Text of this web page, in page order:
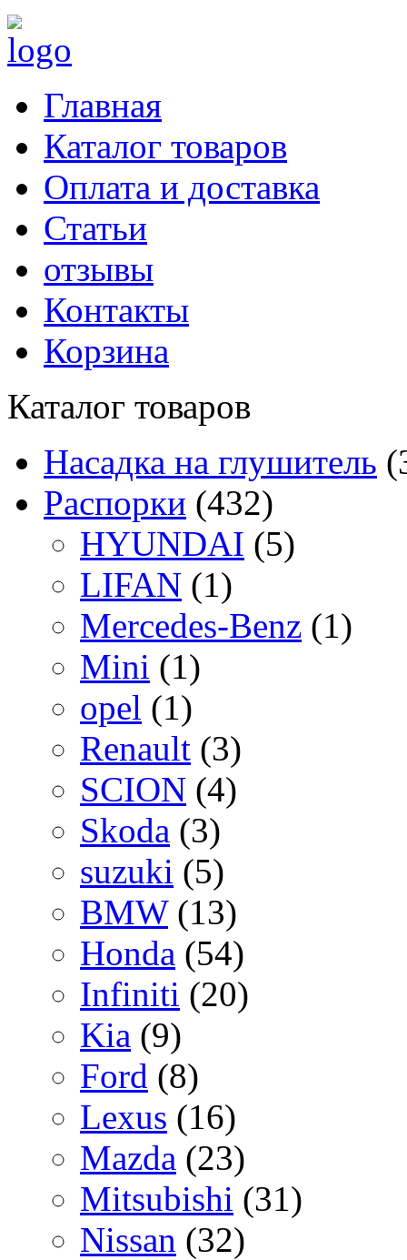
Главная
Каталог товаров
Оплата и доставка
Статьи
отзывы
Контакты
Корзина
Каталог товаров
Насадка на глушитель
Распорки (432)
HYUNDAI (5)
LIFAN (1)
Mercedes-Benz (1)
Mini (1)
opel (1)
Renault (3)
SCION (4)
Skoda (3)
suzuki (5)
BMW (13)
Honda (54)
Infiniti (20)
Kia (9)
Ford (8)
Lexus (16)
Mazda (23)
Mitsubishi (31)
Nissan (32)